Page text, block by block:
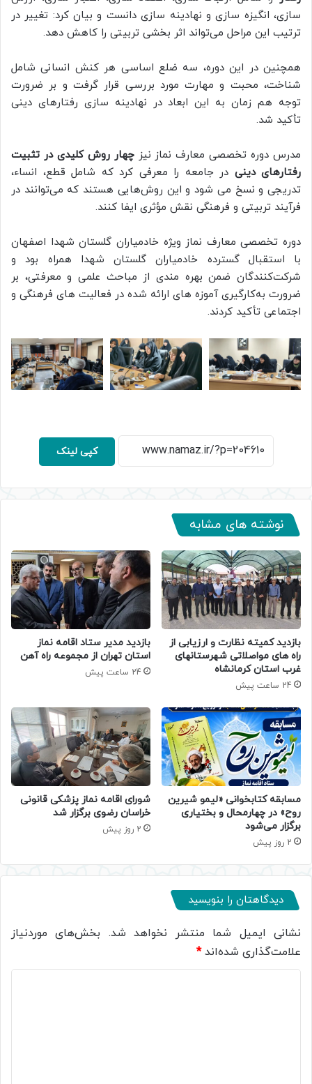
سازی، انگیزه سازی و نهادینه سازی دانست و بیان کرد: تغییر در
ترتیب این مراحل می‌تواند اثر بخشی تربیتی را کاهش دهد.
همچنین در این دوره، سه ضلع اساسی هر کنش انسانی شامل
شناخت، محبت و مهارت مورد بررسی قرار گرفت و بر ضرورت
توجه هم زمان به این ابعاد در نهادینه سازی رفتارهای دینی
تأکید شد.
مدرس دوره تخصصی معارف نماز نیز چهار روش کلیدی در تثبیت
رفتارهای دینی در جامعه را معرفی کرد که شامل قطع، انساء،
تدریجی و نسخ می شود و این روش‌هایی هستند که می‌توانند در
فرآیند تربیتی و فرهنگی نقش مؤثری ایفا کنند.
دوره تخصصی معارف نماز ویژه خادمیاران گلستان شهدا اصفهان
با استقبال گسترده خادمیاران گلستان شهدا همراه بود و
شرکت‌کنندگان ضمن بهره مندی از مباحث علمی و معرفتی، بر
ضرورت به‌کارگیری آموزه های ارائه شده در فعالیت های فرهنگی و
اجتماعی تأکید کردند.
کپی لینک
نوشته های مشابه
بازدید کمیته نظارت و ارزیابی از
راه های مواصلاتی شهرستانهای
غرب استان کرمانشاه
24 ساعت پیش
بازدید مدیر ستاد اقامه نماز
استان تهران از مجموعه راه آهن
24 ساعت پیش
مسابقه کتابخوانی «لیمو شیرین
روح» در چهارمحال و بختیاری
برگزار می‌شود
2 روز پیش
شورای اقامه نماز پزشکی قانونی
خراسان رضوی برگزار شد
2 روز پیش
دیدگاهتان را بنویسید
نشانی ایمیل شما منتشر نخواهد شد. بخش‌های موردنیاز
علامت‌گذاری شده‌اند*